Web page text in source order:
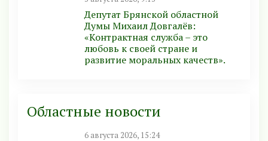
Депутат Брянской областной
Думы Михаил Довгалёв:
«Контрактная служба – это
любовь к своей стране и
развитие моральных качеств».
Областные новости
6 августа 2026, 15:24